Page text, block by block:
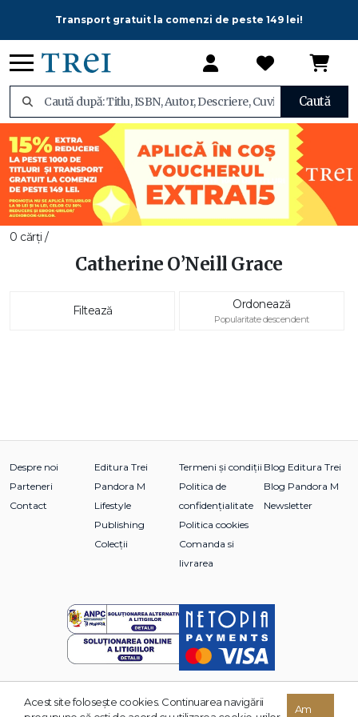
Transport gratuit la comenzi de peste 149 lei!
Caută
0 cărți /
Catherine O’Neill Grace
Filtează Ordonează
Popularitate descendent
Despre noi
Parteneri
Contact
Editura Trei
Pandora M
Lifestyle
Publishing
Colecții
Termeni și condiții
Politica de
confidențialitate
Politica cookies
Comanda si
livrarea
Blog Editura Trei
Blog Pandora M
Newsletter
© 2026 Grupul Editorial TREI. Toate drepturile rezervate.
Acest site foloseşte cookies. Continuarea navigării
Am